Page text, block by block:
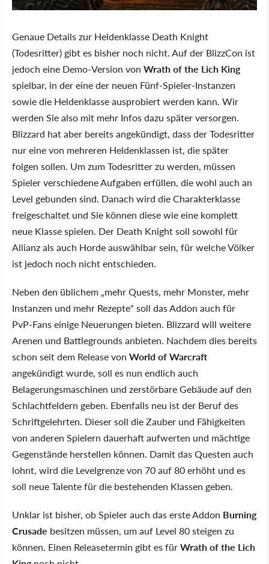
Genaue Details zur Heldenklasse Death Knight
(Todesritter) gibt es bisher noch nicht. Auf der BlizzCon ist
jedoch eine Demo-Version von Wrath of the Lich King
spielbar, in der eine der neuen Fünf-Spieler-Instanzen
sowie die Heldenklasse ausprobiert werden kann. Wir
werden Sie also mit mehr Infos dazu später versorgen.
Blizzard hat aber bereits angekündigt, dass der Todesritter
nur eine von mehreren Heldenklassen ist, die später
folgen sollen. Um zum Todesritter zu werden, müssen
Spieler verschiedene Aufgaben erfüllen, die wohl auch an
Level gebunden sind. Danach wird die Charakterklasse
freigeschaltet und Sie können diese wie eine komplett
neue Klasse spielen. Der Death Knight soll sowohl für
Allianz als auch Horde auswählbar sein, für welche Völker
ist jedoch noch nicht entschieden.
Neben den üblichem „mehr Quests, mehr Monster, mehr
Instanzen und mehr Rezepte" soll das Addon auch für
PvP-Fans einige Neuerungen bieten. Blizzard will weitere
Arenen und Battlegrounds anbieten. Nachdem dies bereits
schon seit dem Release von World of Warcraft
angekündigt wurde, soll es nun endlich auch
Belagerungsmaschinen und zerstörbare Gebäude auf den
Schlachtfeldern geben. Ebenfalls neu ist der Beruf des
Schriftgelehrten. Dieser soll die Zauber und Fähigkeiten
von anderen Spielern dauerhaft aufwerten und mächtige
Gegenstände herstellen können. Damit das Questen auch
lohnt, wird die Levelgrenze von 70 auf 80 erhöht und es
soll neue Talente für die bestehenden Klassen geben.
Unklar ist bisher, ob Spieler auch das erste Addon Burning
Crusade besitzen müssen, um auf Level 80 steigen zu
können. Einen Releasetermin gibt es fürWrath of the Lich